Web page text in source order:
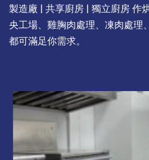
製造廠 | 共享廚房 | 獨立廚房 作
央工場、雞胸肉處理、凍肉處理
都可滿足你需求。